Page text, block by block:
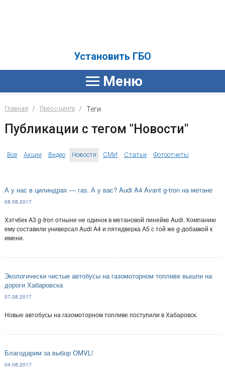
Установить ГБО
Главная Пресс-центр Теги
Публикации с тегом "Новости"
Все Акции Видео Новости СМИ Статьи Фотоотчеты
А у нас в цилиндрах — газ. А у вас? Audi A4 Avant g-tron на метане
Хэтчбек A3 g-tron отныне не одинок в метановой линейке Audi. Компанию
ему составили универсал Audi A4 и пятидверка A5 с той же g-добавкой к
имени.
08.08.2017
Экологически чистые автобусы на газомоторном топливе вышли на
дороги Хабаровска
Новые автобусы на газомоторном топливе поступили в Хабаровск.
07.08.2017
Благодарим за выбор OMVL!
04.08.2017